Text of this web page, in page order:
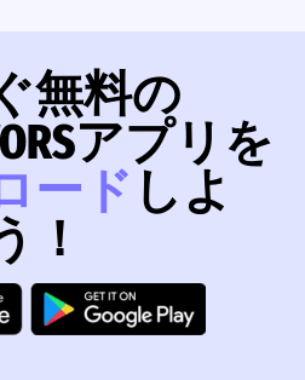
無料の
アプリを
ード しよ
！